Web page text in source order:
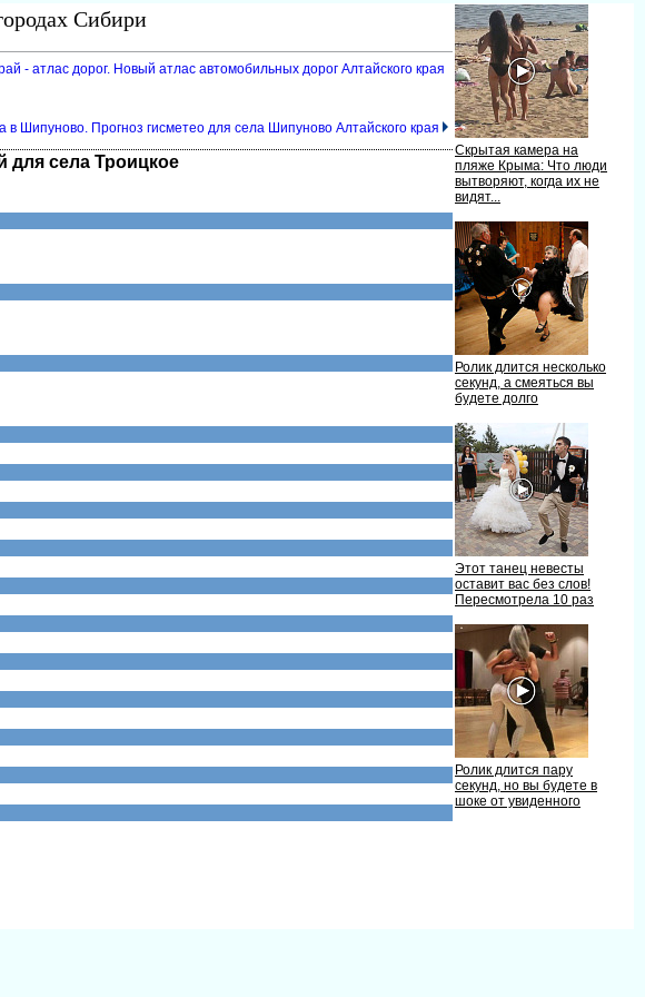
Скрытая камера на
пляже Крыма: Что люди
ытворяют, когда их не
идят...
Ролик длится несколько
секунд, а смеяться вы
удете долго
Этот танец невесты
оставит вас без слов!
Пересмотрела 10 раз
Ролик длится пару
секунд, но вы будете
шоке от увиденного
Сибири
- атлас дорог. Новый атлас автомобильных дорог Алтайского края
в Шипуново. Прогноз гисметео для села Шипуново Алтайского края
для села Троицкое